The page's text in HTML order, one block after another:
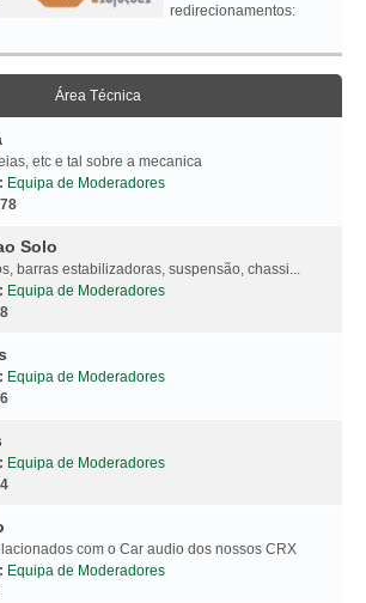
redirecionamentos:
Área Técnica
etc e tal sobre a mecanica
Equipa de Moderadores
Solo
barras estabilizadoras, suspensão, chassi...
Equipa de Moderadores
Equipa de Moderadores
Equipa de Moderadores
com o Car audio dos nossos CRX
Equipa de Moderadores